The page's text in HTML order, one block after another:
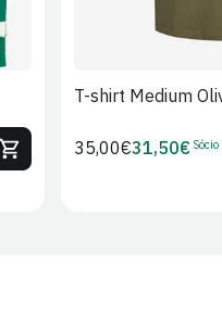
T-shirt Medium
Preço
35,00€Preço
31,50€ Sócio